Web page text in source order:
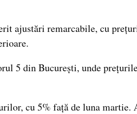
ajustări remarcabile, cu
5 din București, unde
cu 5% față de luna